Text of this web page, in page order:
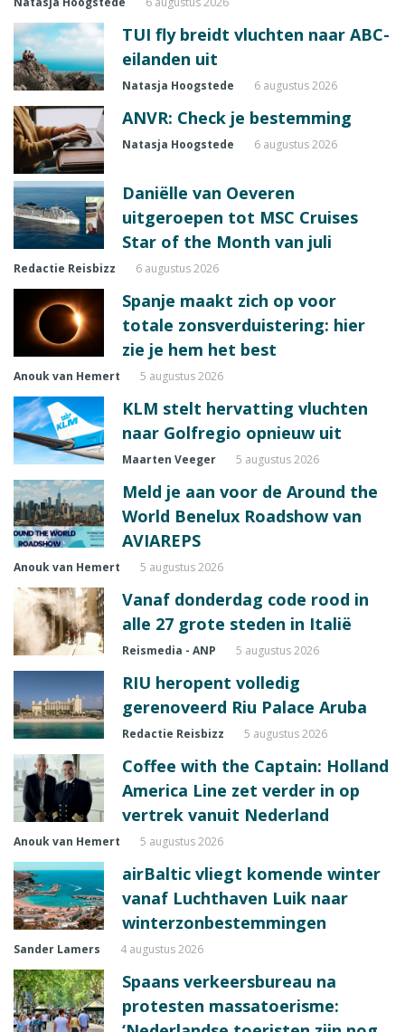
TUI fly breidt vluchten naar ABC-
eilanden uit
Natasja Hoogstede 6 augustus 2026
ANVR: Check je bestemming
Natasja Hoogstede 6 augustus 2026
Daniëlle van Oeveren
uitgeroepen tot MSC Cruises
Star of the Month van juli
Redactie Reisbizz 6 augustus 2026
Spanje maakt zich op voor
totale zonsverduistering: hier
zie je hem het best
Anouk van Hemert 5 augustus 2026
KLM stelt hervatting vluchten
naar Golfregio opnieuw uit
Maarten Veeger 5 augustus 2026
Meld je aan voor de Around the
World Benelux Roadshow van
AVIAREPS
Anouk van Hemert 5 augustus 2026
Vanaf donderdag code rood in
alle 27 grote steden in Italië
Reismedia - ANP 5 augustus 2026
RIU heropent volledig
gerenoveerd Riu Palace Aruba
Redactie Reisbizz 5 augustus 2026
Coffee with the Captain: Holland
America Line zet verder in op
vertrek vanuit Nederland
Anouk van Hemert 5 augustus 2026
airBaltic vliegt komende winter
vanaf Luchthaven Luik naar
winterzonbestemmingen
Sander Lamers 4 augustus 2026
Spaans verkeersbureau na
protesten massatoerisme: